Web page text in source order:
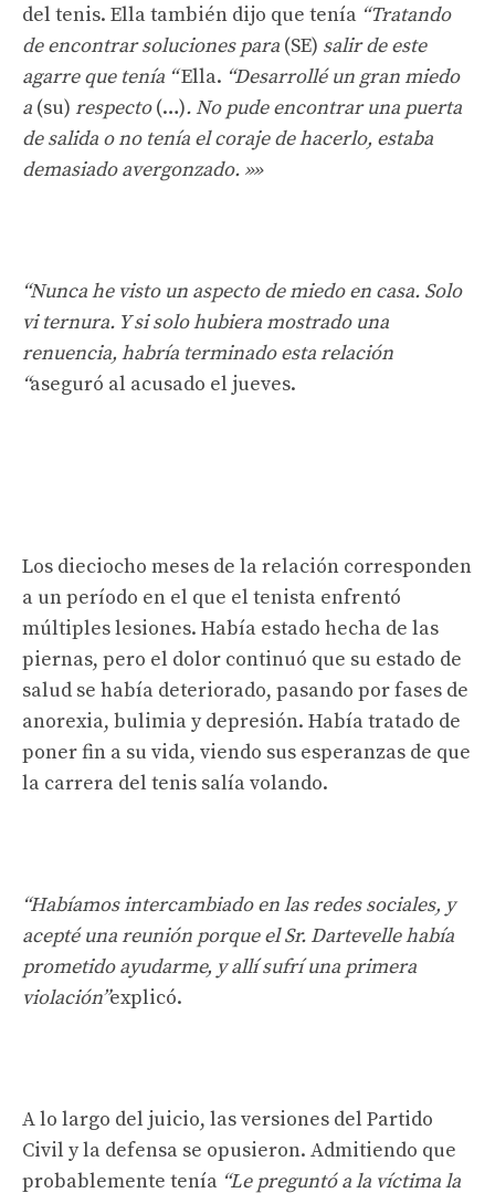
del tenis. Ella también dijo que tenía “Tratando
de encontrar soluciones para (SE) salir de este
agarre que tenía “Ella. “Desarrollé un gran miedo
a (su) respecto(…). No pude encontrar una puerta
de salida o no tenía el coraje de hacerlo, estaba
demasiado avergonzado. »»
“Nunca he visto un aspecto de miedo en casa. Solo
vi ternura. Y si solo hubiera mostrado una
renuencia, habría terminado esta relación
“aseguró al acusado el jueves.
Los dieciocho meses de la relación corresponden
a un período en el que el tenista enfrentó
múltiples lesiones. Había estado hecha de las
piernas, pero el dolor continuó que su estado de
salud se había deteriorado, pasando por fases de
anorexia, bulimia y depresión. Había tratado de
poner fin a su vida, viendo sus esperanzas de que
la carrera del tenis salía volando.
“Habíamos intercambiado en las redes sociales, y
acepté una reunión porque el Sr. Dartevelle había
prometido ayudarme, y allí sufrí una primera
violación”explicó.
A lo largo del juicio, las versiones del Partido
Civil y la defensa se opusieron. Admitiendo que
probablemente tenía “Le preguntó a la víctima la